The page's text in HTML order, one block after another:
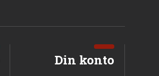
Din konto